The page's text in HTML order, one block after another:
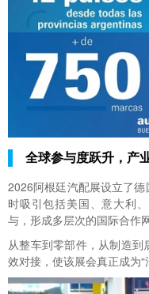
全球参与度跃升，产
2026阿根廷汽配展设立了
时吸引包括美国、意大利
与，形成多层次的国际合作网
从整车到零部件，从制造
效对接，使该展会真正成为“